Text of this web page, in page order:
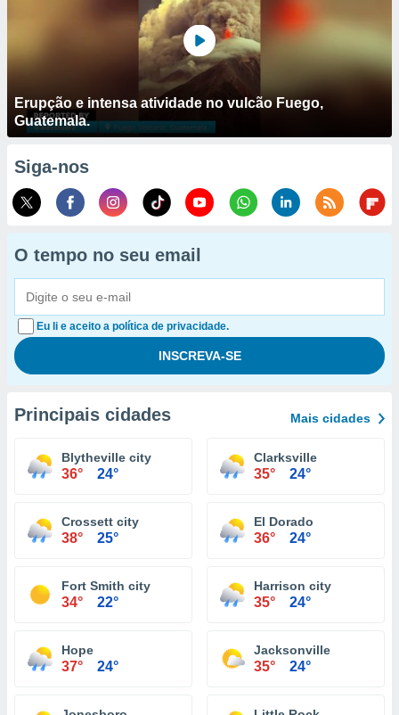
Erupção e intensa atividade no vulcão Fuego,
Guatemala.
Siga-nos
O tempo no seu email
Eu li e aceito a política de privacidade.
Principais cidades Mais cidades
Blytheville city
36° 24°
Clarksville
35° 24°
Crossett city
38° 25°
El Dorado
36° 24°
Fort Smith city
34° 22°
Harrison city
35° 24°
Hope
37° 24°
Jacksonville
35° 24°